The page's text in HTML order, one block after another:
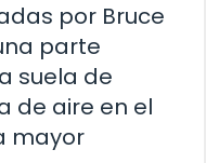
por Bruce
parte
suela de
de aire en el
mayor